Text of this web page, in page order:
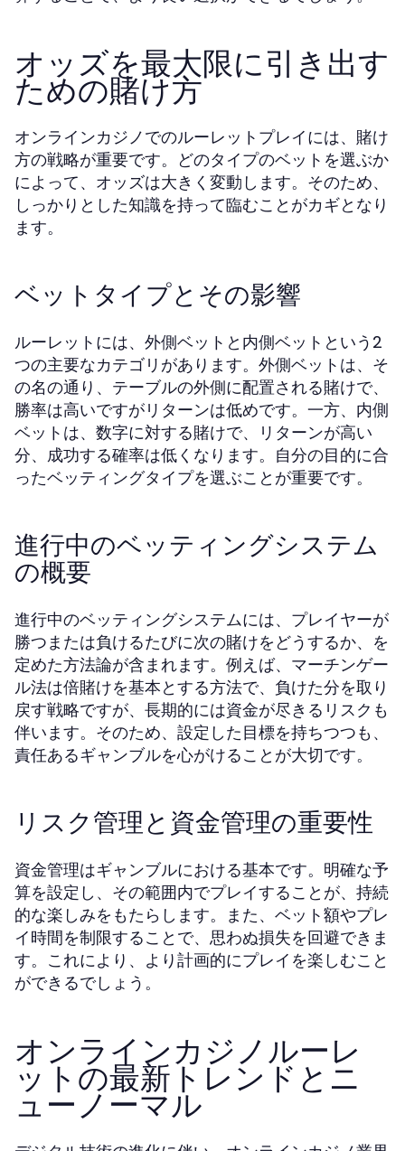
オッズを最大限に引き出す
ための賭け方
オンラインカジノでのルーレットプレイには、賭け
方の戦略が重要です。どのタイプのベットを選ぶか
によって、オッズは大きく変動します。そのため、
しっかりとした知識を持って臨むことがカギとなり
ます。
ベットタイプとその影響
ルーレットには、外側ベットと内側ベットという2
つの主要なカテゴリがあります。外側ベットは、そ
の名の通り、テーブルの外側に配置される賭けで、
勝率は高いですがリターンは低めです。一方、内側
ベットは、数字に対する賭けで、リターンが高い
分、成功する確率は低くなります。自分の目的に合
ったベッティングタイプを選ぶことが重要です。
進行中のベッティングシステム
の概要
進行中のベッティングシステムには、プレイヤーが
勝つまたは負けるたびに次の賭けをどうするか、を
定めた方法論が含まれます。例えば、マーチンゲー
ル法は倍賭けを基本とする方法で、負けた分を取り
戻す戦略ですが、長期的には資金が尽きるリスクも
伴います。そのため、設定した目標を持ちつつも、
責任あるギャンブルを心がけることが大切です。
リスク管理と資金管理の重要性
資金管理はギャンブルにおける基本です。明確な予
算を設定し、その範囲内でプレイすることが、持続
的な楽しみをもたらします。また、ベット額やプレ
イ時間を制限することで、思わぬ損失を回避できま
す。これにより、より計画的にプレイを楽しむこと
ができるでしょう。
オンラインカジノルーレ
ットの最新トレンドとニ
ューノーマル